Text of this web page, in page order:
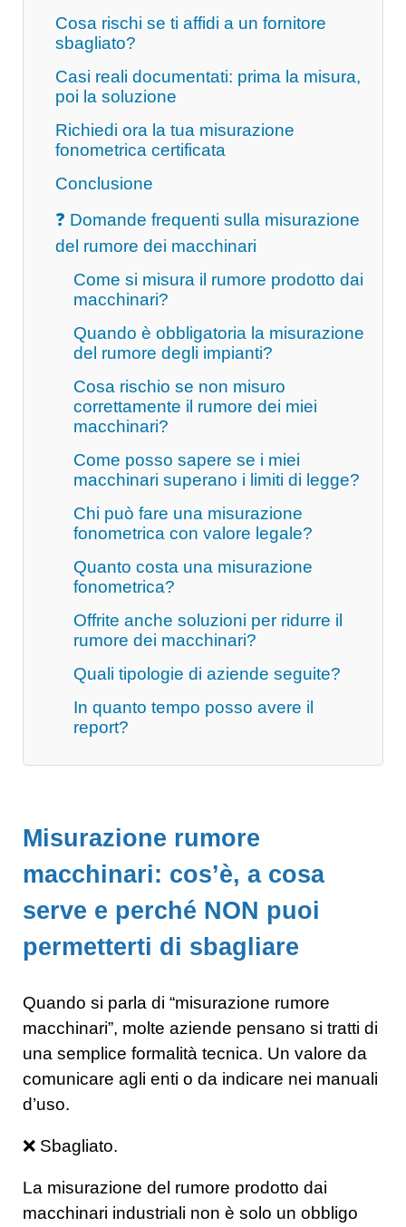
Cosa rischi se ti affidi a un fornitore
sbagliato?
Casi reali documentati: prima la misura,
poi la soluzione
Richiedi ora la tua misurazione
fonometrica certificata
Conclusione
❓ Domande frequenti sulla misurazione
del rumore dei macchinari
Come si misura il rumore prodotto dai
macchinari?
Quando è obbligatoria la misurazione
del rumore degli impianti?
Cosa rischio se non misuro
correttamente il rumore dei miei
macchinari?
Come posso sapere se i miei
macchinari superano i limiti di legge?
Chi può fare una misurazione
fonometrica con valore legale?
Quanto costa una misurazione
fonometrica?
Offrite anche soluzioni per ridurre il
rumore dei macchinari?
Quali tipologie di aziende seguite?
In quanto tempo posso avere il
report?
Misurazione rumore
macchinari: cos’è, a cosa
serve e perché NON puoi
permetterti di sbagliare
Quando si parla di “misurazione rumore
macchinari”, molte aziende pensano si tratti di
una semplice formalità tecnica. Un valore da
comunicare agli enti o da indicare nei manuali
d’uso.
❌ Sbagliato.
La misurazione del rumore prodotto dai
macchinari industriali non è solo un obbligo